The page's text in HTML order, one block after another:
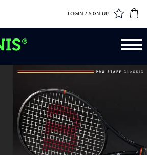
LOGIN / SIGN UP